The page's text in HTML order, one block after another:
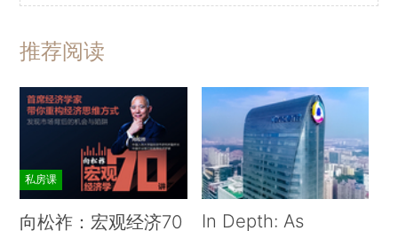
推荐阅读
私房课
向松祚：宏观经济70
In Depth: As